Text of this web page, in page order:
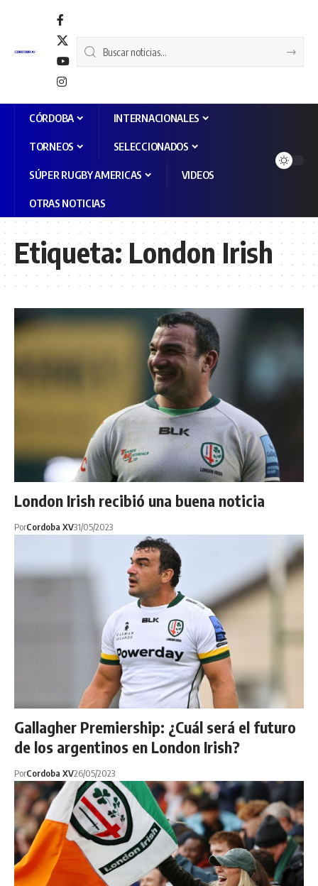
CÓRDOBA INTERNACIONALES
TORNEOS SELECCIONADOS
SÚPER RUGBY AMERICAS VIDEOS
OTRAS NOTICIAS
Etiqueta: London Irish
London Irish recibió una buena noticia
PorCordoba XV31/05/2023
Gallagher Premiership: ¿Cuál será el futuro
de los argentinos en London Irish?
PorCordoba XV26/05/2023